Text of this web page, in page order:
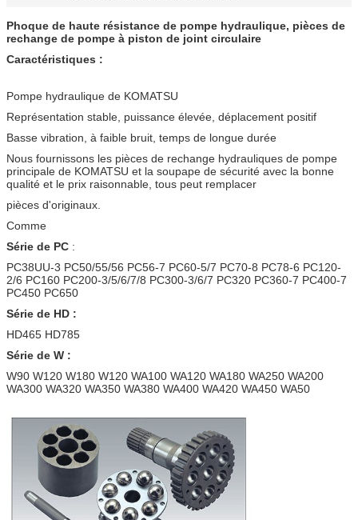
Phoque de haute résistance de pompe hydraulique, pièces de
rechange de pompe à piston de joint circulaire
Caractéristiques :
Pompe hydraulique de KOMATSU
Représentation stable, puissance élevée, déplacement positif
Basse vibration, à faible bruit, temps de longue durée
Nous fournissons les pièces de rechange hydrauliques de pompe
principale de KOMATSU et la soupape de sécurité avec la bonne
qualité et le prix raisonnable, tous peut remplacer
pièces d'originaux.
Comme
Série de PC :
PC38UU-3 PC50/55/56 PC56-7 PC60-5/7 PC70-8 PC78-6 PC120-
2/6 PC160 PC200-3/5/6/7/8 PC300-3/6/7 PC320 PC360-7 PC400-7
PC450 PC650
Série de HD :
HD465 HD785
Série de W :
W90 W120 W180 W120 WA100 WA120 WA180 WA250 WA200
WA300 WA320 WA350 WA380 WA400 WA420 WA450 WA50